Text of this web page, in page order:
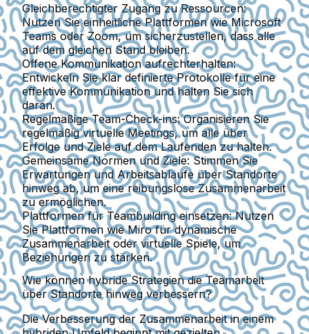
Gleichberechtigter Zugang zu Ressourcen:
Nutzen Sie einheitliche Plattformen wie Microsoft
Teams oder Zoom, um sicherzustellen, dass alle
auf dem gleichen Stand bleiben.
Offene Kommunikation aufrechterhalten:
Entwickeln Sie klar definierte Protokolle für eine
effektive Kommunikation und halten Sie sich
daran.
Regelmäßige Team-Check-ins:Organisieren Sie
regelmäßig virtuelle Meetings, um alle über
Erfolge und Ziele auf dem Laufenden zu halten.
Gemeinsame Normen und Ziele:Stimmen Sie
Erwartungen und Arbeitsabläufe über Standorte
hinweg ab, um eine reibungslose Zusammenarbeit
zu ermöglichen.
Plattformen für Teambuilding einsetzen:Nutzen
Sie Plattformen wie Miro für dynamische
Zusammenarbeit oder virtuelle Spiele, um
Beziehungen zu stärken.
Wie können hybride Strategien die Teamarbeit
über Standorte hinweg verbessern?
Die Verbesserung der Zusammenarbeit in einem